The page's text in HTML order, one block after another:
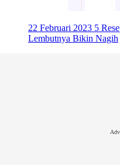
22 Februari 2023 5
Lembutnya Bikin Nagih